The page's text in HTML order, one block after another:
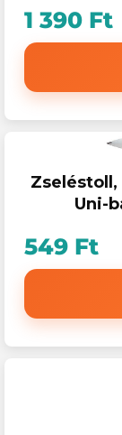
1 390 Ft
Zseléstoll,
Uni-
549 Ft